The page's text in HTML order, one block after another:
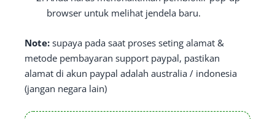
browser untuk melihat jendela baru.
Note: supaya pada saat proses seting alamat &
metode pembayaran support paypal, pastikan
alamat di akun paypal adalah australia / indonesia
(jangan negara lain)